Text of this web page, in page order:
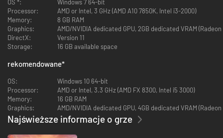
OS *:
Windows 7 64-bit
Processor:
AMD or Intel, 3 GHz (AMD A10 7850K, Intel i3-2000)
Memory:
8 GB RAM
Graphics:
AMD/NVIDIA dedicated GPU, 2GB dedicated VRAM
DirectX:
Version 11
Storage:
16 GB available space
rekomendowane*
OS:
Windows 10 64-bit
Processor:
AMD or Intel, 3.3 GHz (AMD FX 8300, Intel i5 3000)
Memory:
16 GB RAM
Graphics:
AMD/NVIDIA dedicated GPU, 4GB dedicated VRAM
Najświeższe informacje o grze